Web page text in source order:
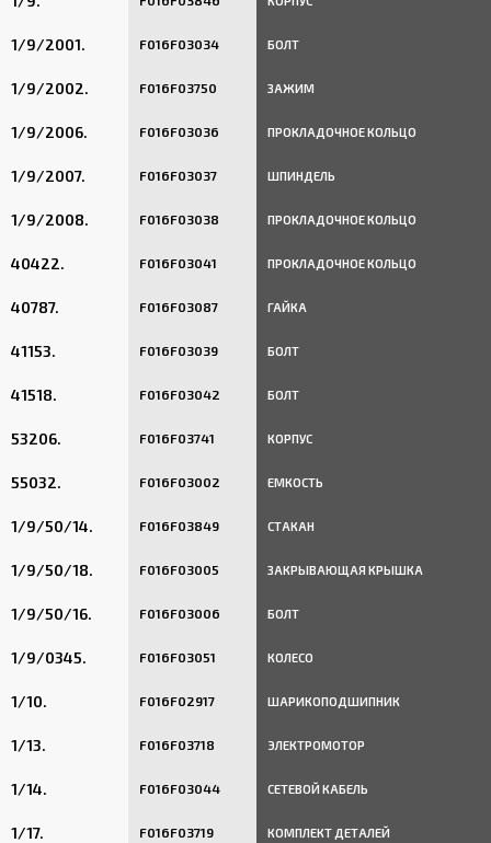
1/9/2001. F016F03034 БОЛТ
1/9/2002. F016F03750 ЗАЖИМ
1/9/2006. F016F03036 ПРОКЛАДОЧНОЕ КОЛЬЦО
1/9/2007. F016F03037 ШПИНДЕЛЬ
1/9/2008. F016F03038 ПРОКЛАДОЧНОЕ КОЛЬЦО
40422. F016F03041 ПРОКЛАДОЧНОЕ КОЛЬЦО
40787. F016F03087 ГАЙКА
41153. F016F03039 БОЛТ
41518. F016F03042 БОЛТ
53206. F016F03741 КОРПУС
55032. F016F03002 ЕМКОСТЬ
1/9/50/14. F016F03849 СТАКАН
1/9/50/18. F016F03005 ЗАКРЫВАЮЩАЯ КРЫШКА
1/9/50/16. F016F03006 БОЛТ
1/9/0345. F016F03051 КОЛЕСО
1/10. F016F02917 ШАРИКОПОДШИПНИК
1/13. F016F03718 ЭЛЕКТРОМОТОР
1/14. F016F03044 СЕТЕВОЙ КАБЕЛЬ
1/17. F016F03719 КОМПЛЕКТ ДЕТАЛЕЙ